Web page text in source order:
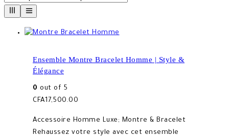
Ensemble Montre Bracelet Homme | Style &
Élégance
0 out of 5
CFA17,500.00
Accessoire Homme Luxe; Montre & Bracelet
Rehaussez votre style avec cet ensemble